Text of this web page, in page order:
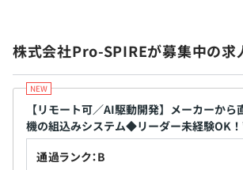
発コードを見ながらの開発が多いです。
【開発チームの雰囲気】
■日々夕会を全メンバーで実施しており
容や課題を共有できるため、チームメン
なサポートや助言を受けやすい環境と
無期雇用
株式会社Pro-SPIREが募集中の求
【リモート可／AI駆動開発】メーカーから
機の組込みシステム◆リーダー未経験OK
通過ランク：B